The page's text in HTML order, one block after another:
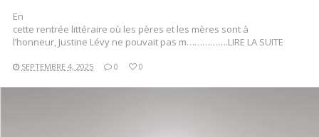
En
cette rentrée littéraire où les pères et les mères sont à
l’honneur, Justine Lévy ne pouvait pas m…………….LIRE LA SUITE
SEPTEMBRE 4, 2025 0 0